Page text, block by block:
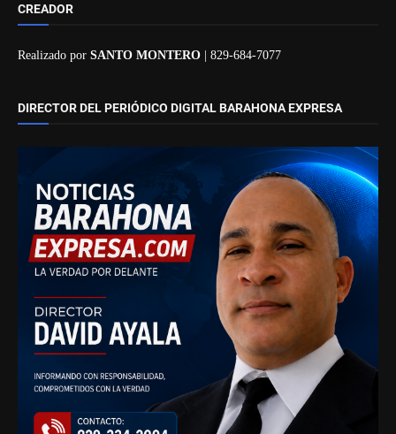
CREADOR
Realizado por SANTO MONTERO | 829-684-7077
DIRECTOR DEL PERIÓDICO DIGITAL BARAHONA EXPRESA